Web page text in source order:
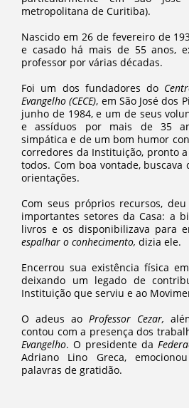
metropolitana de Curitiba).
Nascido em 26 de fevereiro de
e casado há mais de 55 anos,
professor por várias décadas.
Foi um dos fundadores do
Evangelho (CECE), em São José dos
junho de 1984, e um de seus
e assíduos por mais de 35
simpática e de um bom humor
corredores da Instituição, pronto
todos. Com boa vontade,
orientações.
Com seus próprios recursos,
importantes setores da Casa: a
livros e os disponibilizava para
espalhar o conhecimento, dizia ele.
Encerrou sua existência física
deixando um legado de
Instituição que serviu e ao
O adeus ao Professor Cezar,
contou com a presença dos
Evangelho. O presidente da
Adriano Lino Greca,
palavras de gratidão.